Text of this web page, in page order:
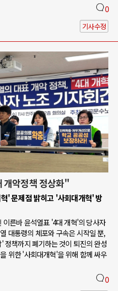
0
기사수정
개악정책 정상화"
' 문제점 밝히고 '사회대개혁' 방
이른바 윤석열표 '4대 개혁'의 당사자
대통령의 체포와 구속은 시작일 뿐,
정책까지 폐기하는 것이 퇴진의 완성
위한 '사회대개혁'을 위해 함께 싸우
0